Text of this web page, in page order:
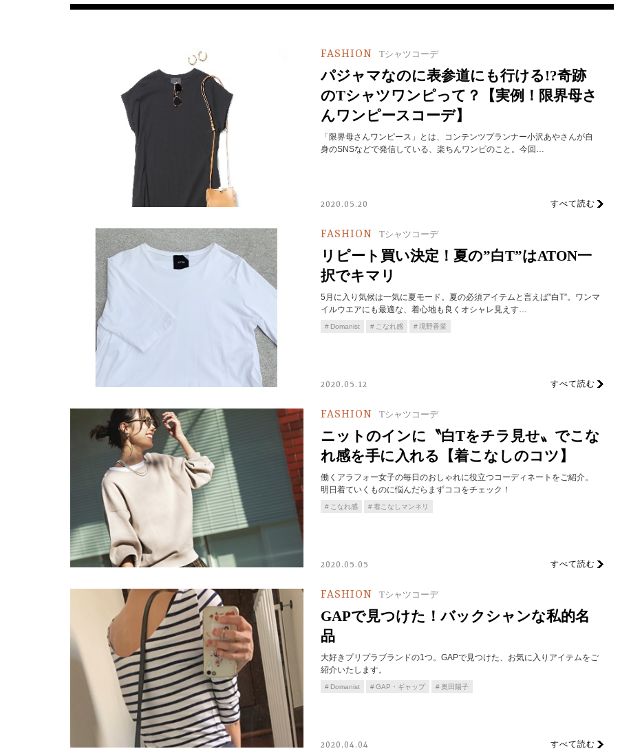
FASHION Tシャツコーデ
パジャマなのに表参道にも行ける!?奇跡
のTシャツワンピって？【実例！限界母さ
んワンピースコーデ】
「限界母さんワンピース」とは、コンテンツプランナー小沢あやさんが自
身のSNSなどで発信している、楽ちんワンピのこと。今回…
2020.05.20 すべて読む
FASHION Tシャツコーデ
リピート買い決定！夏の”白T”はATON一
択でキマリ
5月に入り気候は一気に夏モード。夏の必須アイテムと言えば”白T”。ワンマ
イルウエアにも最適な、着心地も良くオシャレ見えす…
Domanist こなれ感 境野香菜
2020.05.12 すべて読む
FASHION Tシャツコーデ
ニットのインに〝白Tをチラ見せ〟でこな
れ感を手に入れる【着こなしのコツ】
働くアラフォー女子の毎日のおしゃれに役立つコーディネートをご紹介。
明日着ていくものに悩んだらまずココをチェック！
こなれ感 着こなしマンネリ
2020.05.05 すべて読む
FASHION Tシャツコーデ
GAPで見つけた！バックシャンな私的名
品
大好きプリプラブランドの1つ。GAPで見つけた、お気に入りアイテムをご
紹介いたします。
Domanist GAP・ギャップ 奥田陽子
2020.04.04 すべて読む